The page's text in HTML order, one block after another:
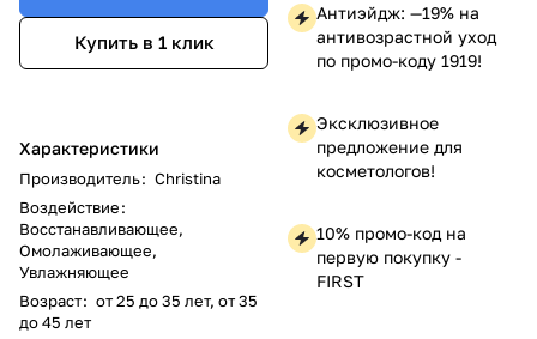
Купить в 1 клик
Характеристики
Производитель: Christina
Воздействие:
Восстанавливающее,
Омолаживающее,
Увлажняющее
Возраст: от 25 до 35 лет, от 35
до 45 лет
Антиэйдж: —19% на
антивозрастной уход
по промо-коду 1919!
Эксклюзивное
предложение для
косметологов!
10% промо-код на
первую покупку -
FIRST